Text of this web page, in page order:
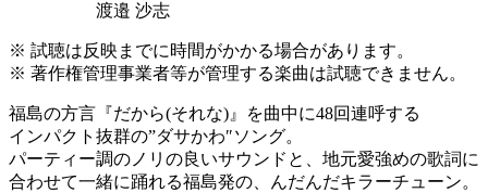
渡邉 沙志
※ 試聴は反映までに時間がかかる場合があります。
※ 著作権管理事業者等が管理する楽曲は試聴できません。
福島の方言『だから(それな)』を曲中に48回連呼する
インパクト抜群の”ダサかわ″ソング。
パーティー調のノリの良いサウンドと、地元愛強めの歌詞に
合わせて一緒に踊れる福島発の、んだんだキラーチューン。